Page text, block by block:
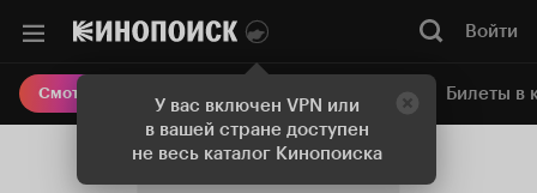
У вас включен VPN или
в вашей стране доступен
не весь каталог Кинопоиска
Войти
Смотреть кино Онлайн-кинотеатр Билеты в